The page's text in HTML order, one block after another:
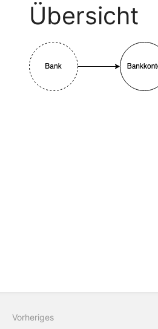
Übersicht
Vorheriges